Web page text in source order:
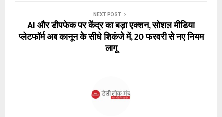
NEXT POST
AI और डीपफेक पर केंद्र का बड़ा एक्शन, सोशल मीडिया
प्लेटफॉर्म अब कानून के सीधे शिकंजे में, 20 फरवरी से नए नियम
लागू